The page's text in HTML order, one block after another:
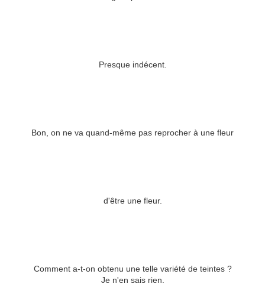
Presque indécent.
Bon, on ne va quand-même pas reprocher à une fleur
d'être une fleur.
Comment a-t-on obtenu une telle variété de teintes ?
Je n'en sais rien.